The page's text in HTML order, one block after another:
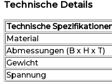
Technische Details
Technische
Material
Abmessungen (B x H x T)
Gewicht
Spannung